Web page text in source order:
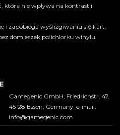
która nie wpływa na kontrast i
i zapobiega wyślizgiwaniu się kart.
domieszek polichlorku winylu.
Gamegenic GmbH, Friedrichstr. 47,
45128 Essen, Germany, e-mail:
info@gamegenic.com